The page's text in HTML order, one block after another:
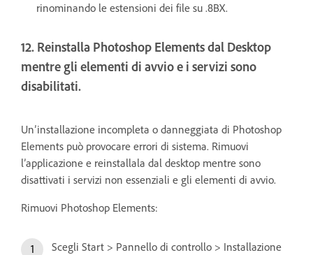
rinominando le estensioni dei file su .8BX.
12. Reinstalla Photoshop Elements dal Desktop
mentre gli elementi di avvio e i servizi sono
disabilitati.
Un’installazione incompleta o danneggiata di Photoshop
Elements può provocare errori di sistema. Rimuovi
l’applicazione e reinstallala dal desktop mentre sono
disattivati i servizi non essenziali e gli elementi di avvio.
Rimuovi Photoshop Elements:
Scegli Start > Pannello di controllo > Installazione